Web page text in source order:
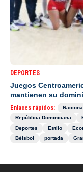
DEPORTES
Juegos
mantienen su
Enlaces rápidos:
República Dominicana
Deportes
Estilo
Béisbol
portada